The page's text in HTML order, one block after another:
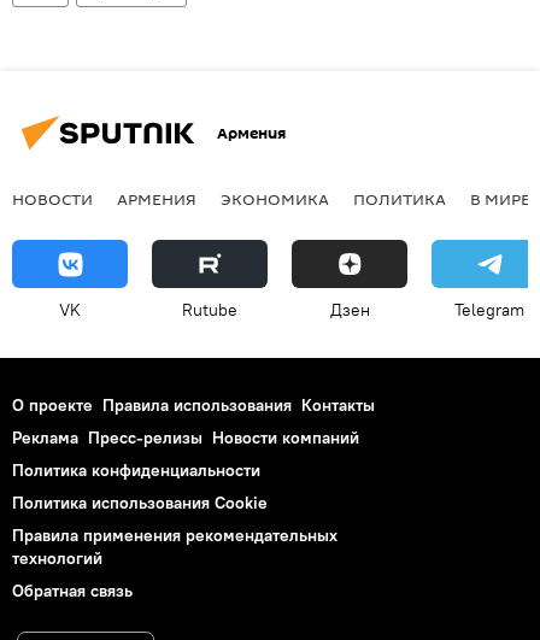
Армения
НОВОСТИ АРМЕНИЯ ЭКОНОМИКА ПОЛИТИКА В МИРЕ
VK Rutube Дзен Telegram
О проекте Правила использования Контакты
Реклама Пресс-релизы Новости компаний
Политика конфиденциальности
Политика использования Cookie
Правила применения рекомендательных
технологий
Обратная связь